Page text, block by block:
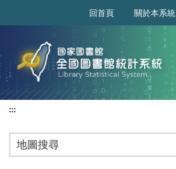
回首頁 關於本系統
:::
地圖搜尋